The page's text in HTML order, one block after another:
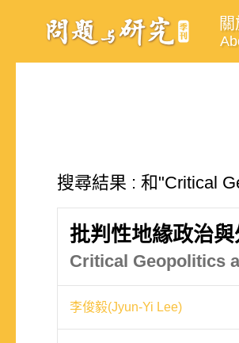
搜尋結果 : 和"Critical
批判性地緣政治
Critical Geopolitics
李俊毅(Jyun-Yi Lee)